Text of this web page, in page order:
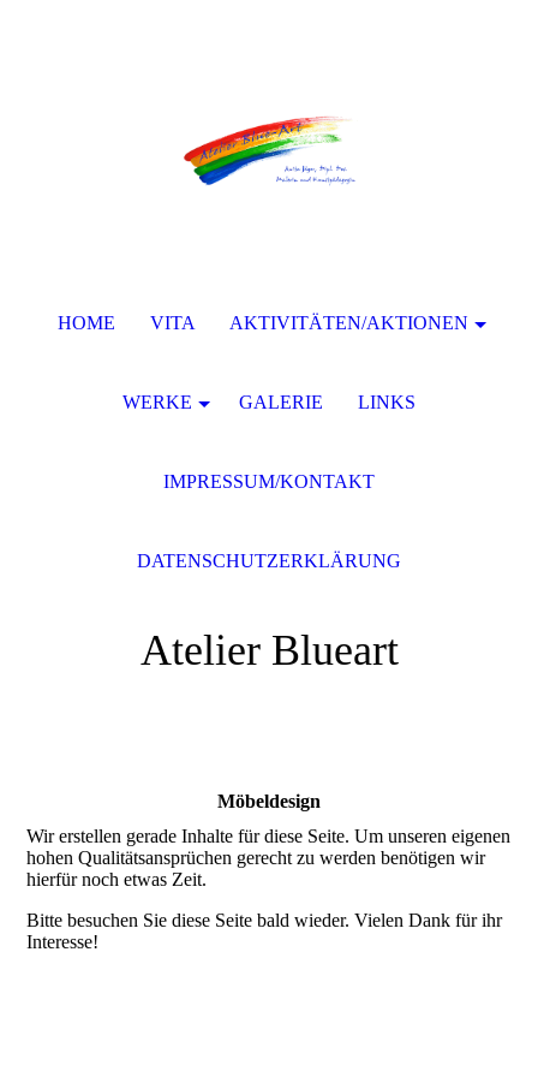
Atelier Blueart
Möbeldesign
Wir erstellen gerade Inhalte für diese Seite. Um unseren eigenen
hohen Qualitätsansprüchen gerecht zu werden benötigen wir
hierfür noch etwas Zeit.
Bitte besuchen Sie diese Seite bald wieder. Vielen Dank für ihr
Interesse!
HOME VITA AKTIVITÄTEN/AKTIONEN
WERKE GALERIE LINKS
IMPRESSUM/KONTAKT
DATENSCHUTZERKLÄRUNG